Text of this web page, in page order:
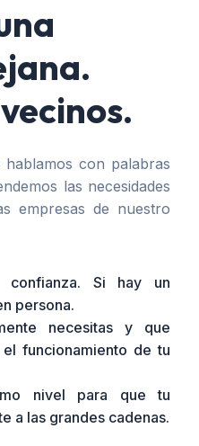
con palabras
las necesidades
empresas de nuestro
Si hay un
persona.
necesitas y que
funcionamiento de tu
nivel para que tu
a las grandes cadenas.